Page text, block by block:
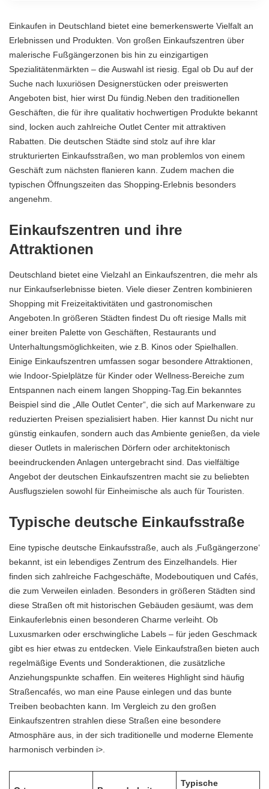
Einkaufen in Deutschland bietet eine bemerkenswerte Vielfalt an
Erlebnissen und Produkten. Von großen Einkaufszentren über
malerische Fußgängerzonen bis hin zu einzigartigen
Spezialitätenmärkten – die Auswahl ist riesig. Egal ob Du auf der
Suche nach luxuriösen Designerstücken oder preiswerten
Angeboten bist, hier wirst Du fündig.Neben den traditionellen
Geschäften, die für ihre qualitativ hochwertigen Produkte bekannt
sind, locken auch zahlreiche Outlet Center mit attraktiven
Rabatten. Die deutschen Städte sind stolz auf ihre klar
strukturierten Einkaufsstraßen, wo man problemlos von einem
Geschäft zum nächsten flanieren kann. Zudem machen die
typischen Öffnungszeiten das Shopping-Erlebnis besonders
angenehm.
Einkaufszentren und ihre
Attraktionen
Deutschland bietet eine Vielzahl an Einkaufszentren, die mehr als
nur Einkaufserlebnisse bieten. Viele dieser Zentren kombinieren
Shopping mit Freizeitaktivitäten und gastronomischen
Angeboten.In größeren Städten findest Du oft riesige Malls mit
einer breiten Palette von Geschäften, Restaurants und
Unterhaltungsmöglichkeiten, wie z.B. Kinos oder Spielhallen.
Einige Einkaufszentren umfassen sogar besondere Attraktionen,
wie Indoor-Spielplätze für Kinder oder Wellness-Bereiche zum
Entspannen nach einem langen Shopping-Tag.Ein bekanntes
Beispiel sind die „Alle Outlet Center“, die sich auf Markenware zu
reduzierten Preisen spezialisiert haben. Hier kannst Du nicht nur
günstig einkaufen, sondern auch das Ambiente genießen, da viele
dieser Outlets in malerischen Dörfern oder architektonisch
beeindruckenden Anlagen untergebracht sind. Das vielfältige
Angebot der deutschen Einkaufszentren macht sie zu beliebten
Ausflugszielen sowohl für Einheimische als auch für Touristen.
Typische deutsche Einkaufsstraße
Eine typische deutsche Einkaufsstraße, auch als ‚Fußgängerzone‘
bekannt, ist ein lebendiges Zentrum des Einzelhandels. Hier
finden sich zahlreiche Fachgeschäfte, Modeboutiquen und Cafés,
die zum Verweilen einladen. Besonders in größeren Städten sind
diese Straßen oft mit historischen Gebäuden gesäumt, was dem
Einkauferlebnis einen besonderen Charme verleiht. Ob
Luxusmarken oder erschwingliche Labels – für jeden Geschmack
gibt es hier etwas zu entdecken. Viele Einkaufstraßen bieten auch
regelmäßige Events und Sonderaktionen, die zusätzliche
Anziehungspunkte schaffen. Ein weiteres Highlight sind häufig
Straßencafés, wo man eine Pause einlegen und das bunte
Treiben beobachten kann. Im Vergleich zu den großen
Einkaufszentren strahlen diese Straßen eine besondere
Atmosphäre aus, in der sich traditionelle und moderne Elemente
harmonisch verbinden i>.
Typische